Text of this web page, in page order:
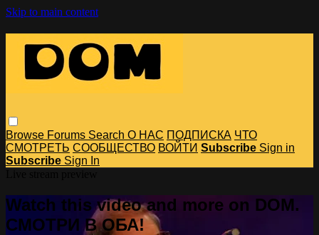
Skip to main content
Browse Forums Search О НАС ПОДПИСКА ЧТО
СМОТРЕТЬ СООБЩЕСТВО ВОЙТИ Subscribe Sign in
Subscribe Sign In
Watch this video and more on DOM.
СМОТРИ В ОБА!